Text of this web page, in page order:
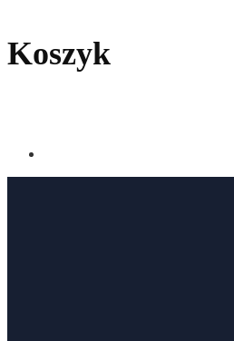
Koszyk